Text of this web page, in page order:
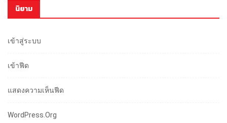
นิยาม
เข้าสู่ระบบ
เข้าฟีด
แสดงความเห็นฟีด
WordPress.org